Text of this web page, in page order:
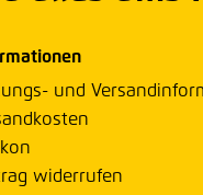
und
widerrufen